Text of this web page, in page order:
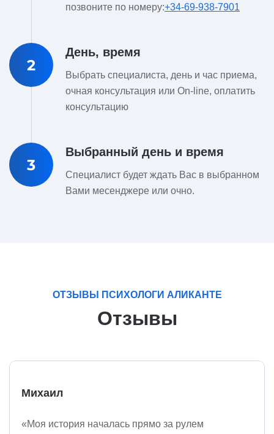
позвоните по номеру:+34-69-938-7901
2
День, время
Выбрать специалиста, день и час приема,
очная консультация или On-line, оплатить
консультацию
3
Выбранный день и время
Специалист будет ждать Вас в выбранном
Вами месенджере или очно.
ОТЗЫВЫ ПСИХОЛОГИ АЛИКАНТЕ
Отзывы
Михаил
«Моя история началась прямо за рулем